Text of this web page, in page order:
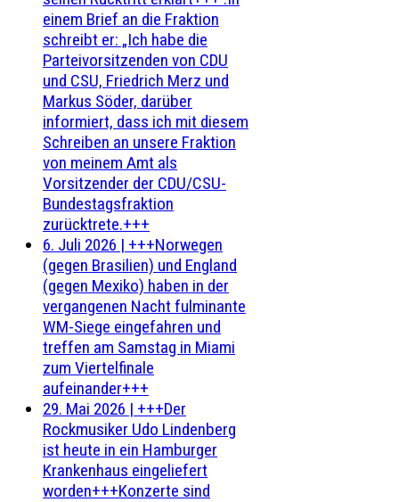
einem Brief an die Fraktion
schreibt er: „Ich habe die
Parteivorsitzenden von CDU
und CSU, Friedrich Merz und
Markus Söder, darüber
informiert, dass ich mit diesem
Schreiben an unsere Fraktion
von meinem Amt als
Vorsitzender der CDU/CSU-
Bundestagsfraktion
zurücktrete.+++
6. Juli 2026 | +++Norwegen
(gegen Brasilien) und England
(gegen Mexiko) haben in der
vergangenen Nacht fulminante
WM-Siege eingefahren und
treffen am Samstag in Miami
zum Viertelfinale
aufeinander+++
29. Mai 2026 | +++Der
Rockmusiker Udo Lindenberg
ist heute in ein Hamburger
Krankenhaus eingeliefert
worden+++Konzerte sind